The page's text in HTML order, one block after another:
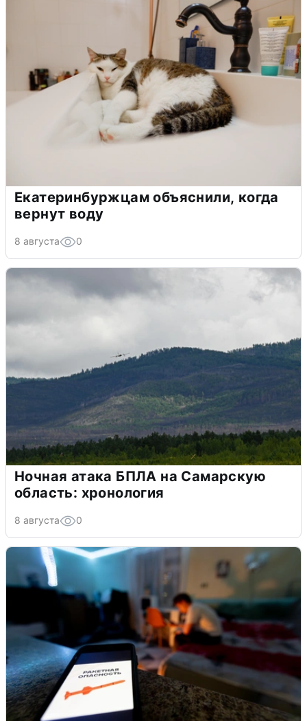
Екатеринбуржцам объяснили, когда
вернут воду
8 августа 0
Ночная атака БПЛА на Самарскую
область: хронология
8 августа 0